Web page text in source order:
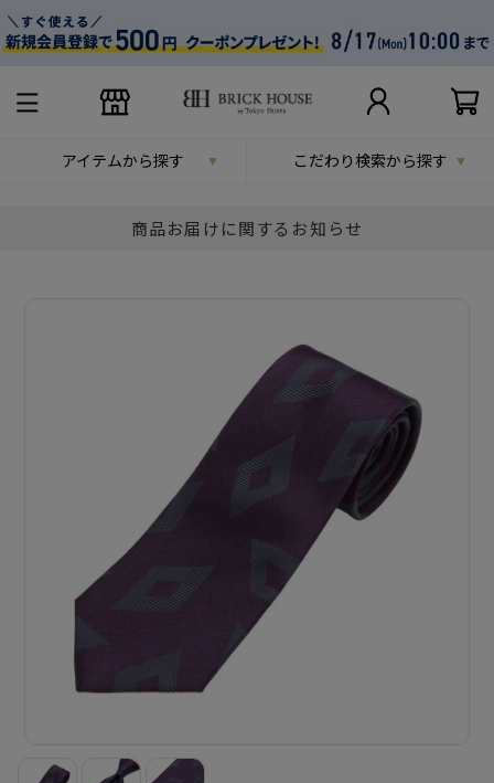
アイテムから探す こだわり検索から探す
商品お届けに関するお知らせ